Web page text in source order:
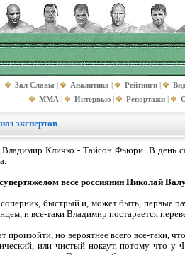
Зал Славы | Аналитика | Рейтинги |
MMA | Интервью | Репортажи |
экспертов
Кличко - Тайсон Фьюри. В день
весе россиянин Николай
быстрый и, может быть, первые
и все-таки Владимир постарается
произойти, но вероятнее всего все-таки,
или чистый нокаут, потому что